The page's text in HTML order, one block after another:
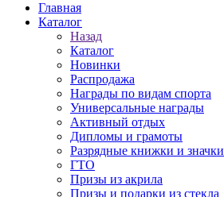
Главная
Каталог
Назад
Каталог
Новинки
Распродажа
Награды по видам спорта
Универсальные награды
Активный отдых
Дипломы и грамоты
Разрядные книжки и значки
ГТО
Призы из акрила
Призы и подарки из стекла